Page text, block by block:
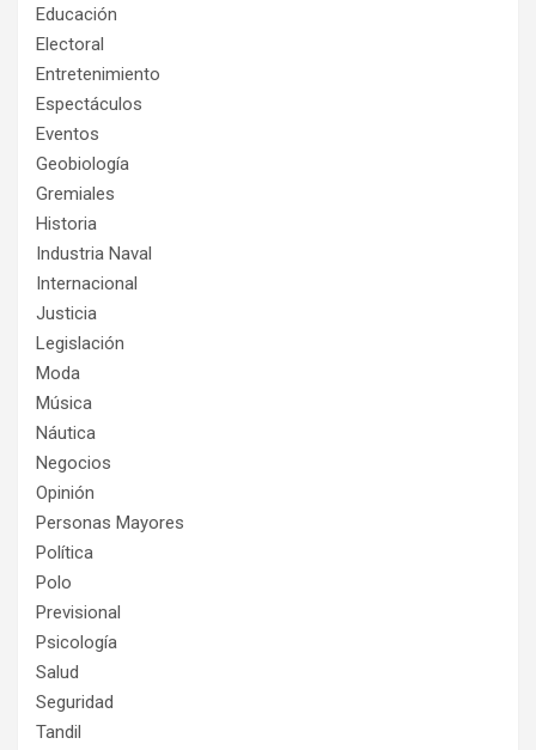
Educación
Electoral
Entretenimiento
Espectáculos
Eventos
Geobiología
Gremiales
Historia
Industria Naval
Internacional
Justicia
Legislación
Moda
Música
Náutica
Negocios
Opinión
Personas Mayores
Política
Polo
Previsional
Psicología
Salud
Seguridad
Tandil